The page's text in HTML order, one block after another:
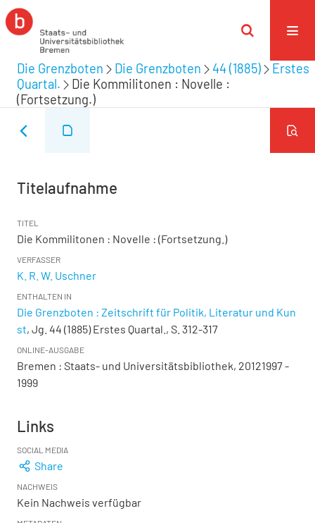
Die Grenzboten Die Grenzboten 44 (1885)
Erstes
Quartal.
Die Kommilitonen : Novelle :
(Fortsetzung.)
Titelaufnahme
TITEL
Die Kommilitonen : Novelle : (Fortsetzung.)
VERFASSER
K. R. W. Uschner
ENTHALTEN IN
Die Grenzboten : Zeitschrift für Politik, Literatur und Kun
st, Jg. 44 (1885) Erstes Quartal., S. 312-317
ONLINE-AUSGABE
Bremen : Staats- und Universitätsbibliothek, 20121997 -
1999
Links
SOCIAL MEDIA
Share
NACHWEIS
Kein Nachweis verfügbar